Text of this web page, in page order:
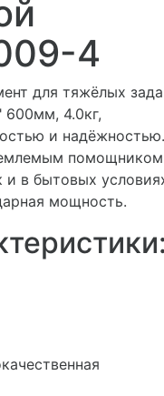
4
для тяжёлых
600мм, 4.0кг,
и надёжностью.
и в бытовых
мощность.